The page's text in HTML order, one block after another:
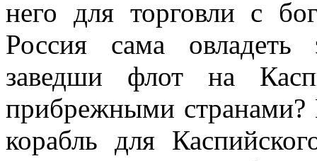
него для торговли с
Россия сама овладеть
заведши флот на
прибрежными странами?
корабль для